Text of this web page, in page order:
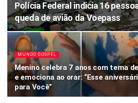
Polícia Federal indicia 16
queda de avião da Voepass
MUNDO GOSPEL
Menino celebra 7 anos com tema
e emociona ao orar: “Esse
para Você”